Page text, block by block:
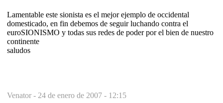
Lamentable este sionista es el mejor ejemplo de occidental
domesticado, en fin debemos de seguir luchando contra el
euroSIONISMO y todas sus redes de poder por el bien de nuestro
continente
saludos
Venator - 24 de enero de 2007 - 12:15